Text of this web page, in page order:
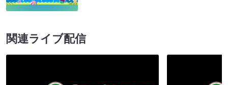
関連ライブ配信